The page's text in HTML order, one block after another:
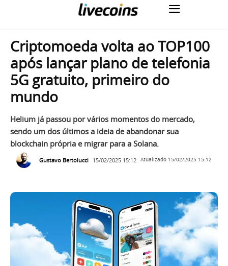
Criptomoeda volta ao TOP100
após lançar plano de telefonia
5G gratuito, primeiro do
mundo
Helium já passou por vários momentos do mercado,
sendo um dos últimos a ideia de abandonar sua
blockchain própria e migrar para a Solana.
Gustavo Bertolucci 15/02/2025 15:12 Atualizado 15/02/2025 15:12